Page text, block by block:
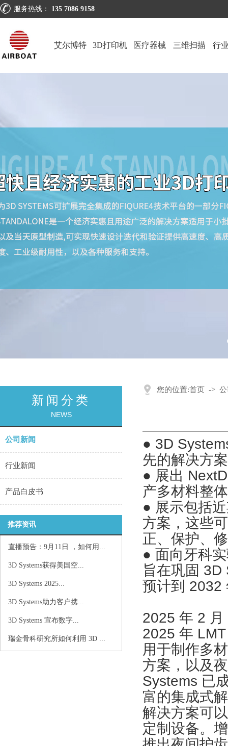
服务热线： 135 7086 9158
艾尔博特 3D打印机 医疗器械 三维扫描 行
新闻分类
NEWS
公司新闻
行业新闻
产品白皮书
推荐资讯
直播预告：9月11日 ，如何用...
3D Systems获得美国空...
3D Systems 2025...
3D Systems助力客户携...
3D Systems 宣布数字...
瑞金骨科研究所如何利用 3D ...
您的位置:首页 ->
● 3D
先的解决方
● 展出
产多材料整
● 展示包括
方案，这些
正、保护、
● 面向牙科
旨在巩固
预计到 2032
2025 年 2
2025 年
用于制作多
方案，以及
Systems 已
富的集成式
解决方案可
定制设备。